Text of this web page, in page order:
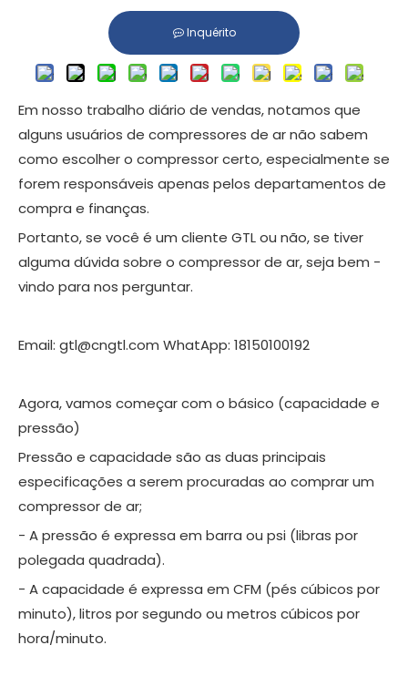
Inquérito
Em nosso trabalho diário de vendas, notamos que
alguns usuários de compressores de ar não sabem
como escolher o compressor certo, especialmente se
forem responsáveis ​​apenas pelos departamentos de
compra e finanças.
Portanto, se você é um cliente GTL ou não, se tiver
alguma dúvida sobre o compressor de ar, seja bem -
vindo para nos perguntar.
Email: gtl@cngtl.com WhatApp: 18150100192
Agora, vamos começar com o básico (capacidade e
pressão)
Pressão e capacidade são as duas principais
especificações a serem procuradas ao comprar um
compressor de ar;
- A pressão é expressa em barra ou psi (libras por
polegada quadrada).
- A capacidade é expressa em CFM (pés cúbicos por
minuto), litros por segundo ou metros cúbicos por
hora/minuto.